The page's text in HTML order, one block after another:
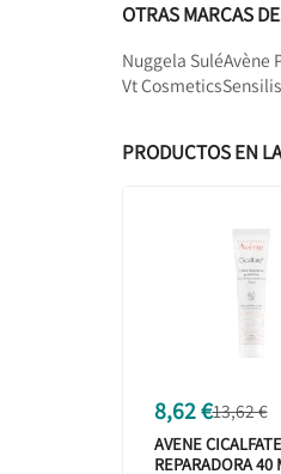
OTRAS MARCAS
Nuggela SuléAvène
Vt CosmeticsSensilis
PRODUCTOS EN
8,62 €13,62 €
AVENE
REPARADORA 40